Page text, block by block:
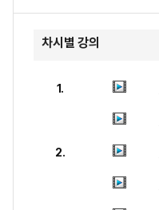
차시별 강의
1.
2.